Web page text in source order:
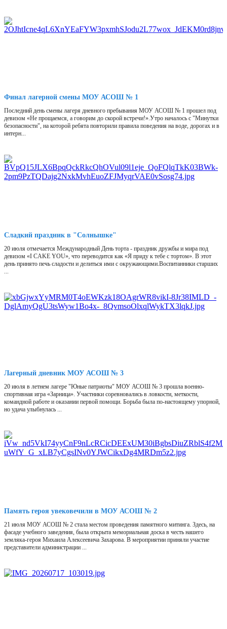
Финал лагерной смены МОУ АСОШ № 1
Последний день смены лагеря дневного пребывания МОУ АСОШ № 1 прошел под
девизом «Не прощаемся, а говорим до скорой встречи!».Утро началось с "Минутки
безопасности", на которой ребята повторили правила поведения на воде, дорогах и в
интерн...
Сладкий праздник в "Солнышке"
20 июля отмечается Международный День торта - праздник дружбы и мира под
девизом «I CAKE YOU», что переводится как «Я приду к тебе с тортом». В этот
день принято печь сладости и делиться ими с окружающими.Воспитанники старших
...
Лагерный дневник МОУ АСОШ № 3
20 июля в летнем лагере "Юные патриоты" МОУ АСОШ № 3 прошла военно-
спортивная игра «Зарница». Участники соревновались в ловкости, меткости,
командной работе и оказании первой помощи. Борьба была по-настоящему упорной,
но удача улыбнулась ...
Память героя увековечили в МОУ АСОШ № 2
21 июля МОУ АСОШ № 2 стала местом проведения памятного митинга. Здесь, на
фасаде учебного заведения, была открыта мемориальная доска в честь нашего
земляка-героя Михаила Алексеевича Захарова. В мероприятии приняли участие
представители администрации ...